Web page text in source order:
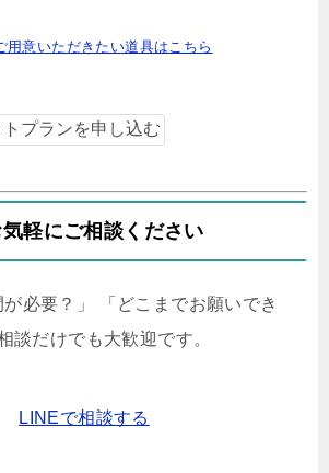
用意いただきたい道具はこちら
軽にご相談ください
が必要？」 「どこまでお願いでき
談だけでも大歓迎です。
LINEで相談する